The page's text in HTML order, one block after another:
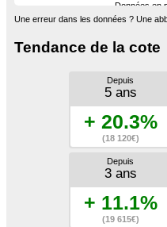
Données en
Une erreur dans les données ? Une
Tendance de la cote
Depuis
5 ans
+ 20.3%
(18 120€)
Depuis
3 ans
+ 11.1%
(19 615€)